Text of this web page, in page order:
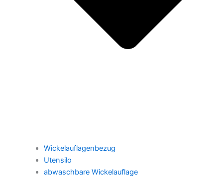
Wickelauflagenbezug
Utensilo
abwaschbare Wickelauflage